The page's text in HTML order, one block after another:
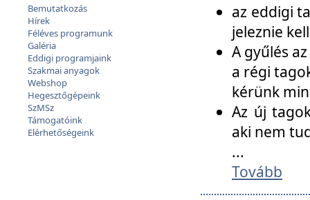
Bemutatkozás
Hírek
Féléves programunk
Galéria
Eddigi programjaink
Szakmai anyagok
Webshop
Hegesztőgépeink
SzMSz
Támogatóink
Elérhetőségeink
az eddigi
jeleznie
A gyűlés
a régi
kérünk
Az új
aki nem
...
Tovább